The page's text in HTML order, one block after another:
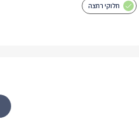
חלוקי רחצה